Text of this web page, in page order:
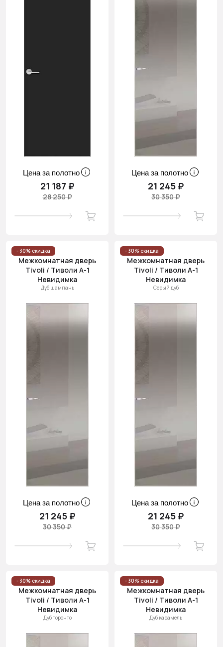
Цена за полотно
21 187 ₽
28 250 ₽
Цена за полотно
21 245 ₽
30 350 ₽
- 30% скидка
Межкомнатная дверь
Tivoli / Тиволи А-1
Невидимка
Дуб шампань
Цена за полотно
21 245 ₽
30 350 ₽
- 30% скидка
Межкомнатная дверь
Tivoli / Тиволи А-1
Невидимка
Серый дуб
Цена за полотно
21 245 ₽
30 350 ₽
- 30% скидка
Межкомнатная дверь
Tivoli / Тиволи А-1
Невидимка
Дуб торонто
- 30% скидка
Межкомнатная дверь
Tivoli / Тиволи А-1
Невидимка
Дуб карамель